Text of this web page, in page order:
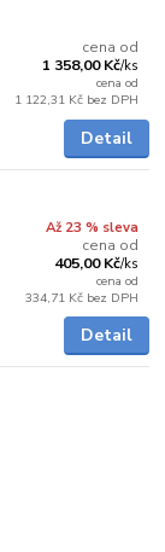
cena od
1 358,00 Kč/ks
cena od
1 122,31 Kč bez DPH
Detail
Až 23 % sleva
cena od
405,00 Kč/ks
cena od
334,71 Kč bez DPH
Detail